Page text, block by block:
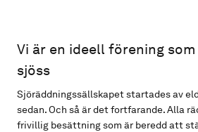
Vi är en ideell förening
sjöss
Sjöräddningssällskapet startades av
sedan. Och så är det fortfarande. Alla
frivillig besättning som är beredd att